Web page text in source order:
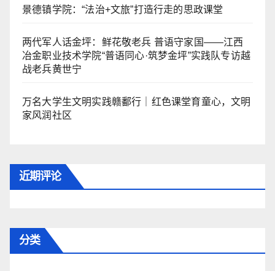
景德镇学院：“法治+文旅”打造行走的思政课堂
两代军人话金坪：鲜花敬老兵 普语守家国——江西
冶金职业技术学院“普语同心·筑梦金坪”实践队专访越
战老兵黄世宁
万名大学生文明实践赣鄱行｜红色课堂育童心，文明
家风润社区
近期评论
分类